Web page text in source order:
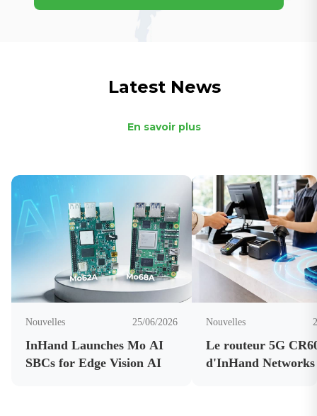
Latest News
En savoir plus
Nouvelles 25/06/2026
InHand Launches Mo AI
SBCs for Edge Vision AI
Nouvelles
Le routeur 5G
d'InHand